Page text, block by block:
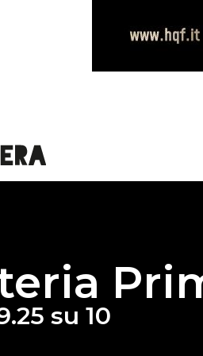
su 10